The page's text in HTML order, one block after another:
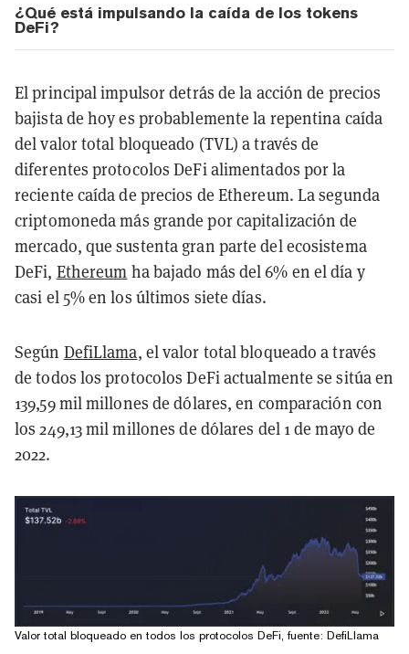
¿Qué está impulsando la caída de los tokens
DeFi?
El principal impulsor detrás de la acción de precios
bajista de hoy es probablemente la repentina caída
del valor total bloqueado (TVL) a través de
diferentes protocolos DeFi alimentados por la
reciente caída de precios de Ethereum. La segunda
criptomoneda más grande por capitalización de
mercado, que sustenta gran parte del ecosistema
DeFi, Ethereum ha bajado más del 6% en el día y
casi el 5% en los últimos siete días.
Según DefiLlama, el valor total bloqueado a través
de todos los protocolos DeFi actualmente se sitúa en
139,59 mil millones de dólares, en comparación con
los 249,13 mil millones de dólares del 1 de mayo de
2022.
Valor total bloqueado en todos los protocolos DeFi, fuente: DefiLlama